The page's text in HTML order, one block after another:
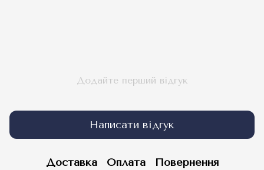
Додайте перший відгук
Написати відгук
Доставка Оплата Повернення